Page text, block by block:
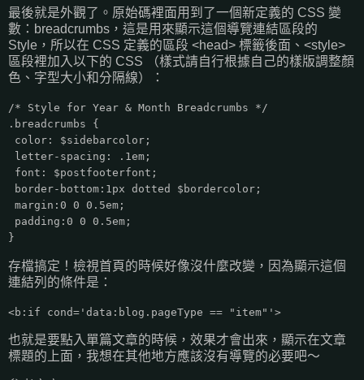
最後就是外觀了。原始碼裡面用到了一個新定義的 CSS 變
數：breadcrumbs，這是用來顯示這個導覽連結區段的
Style，所以在 CSS 定義的區段 <head> 標籤後面、<style>
區段裡加入以下的 CSS （樣式請自行根據自己的樣版調整顏
色、字型大小和分隔線）：
/* Style for Year & Month Breadcrumbs */
.breadcrumbs {
color: $sidebarcolor;
letter-spacing: .1em;
font: $postfooterfont;
border-bottom:1px dotted $bordercolor;
margin:0 0 0.5em;
padding:0 0 0.5em;
}
存檔搞定！檢視首頁的時候好像沒什麼改變，因為顯示這個
連結列的條件是：
<b:if cond='data:blog.pageType == "item"'>
也就是要點入單篇文章的時候，效果才會出來，顯示在文章
標題的上面，我想在其他地方應該沒有導覽的必要吧～